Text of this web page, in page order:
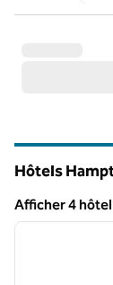
Hôtels
Afficher 4 hôtel
Afficher 4 hôtel
1 sur 12